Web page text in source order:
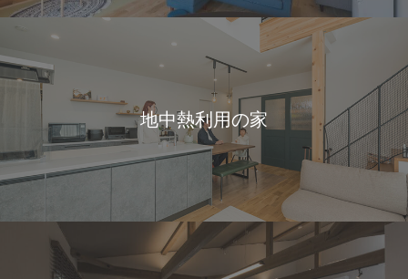
地中熱利用の家